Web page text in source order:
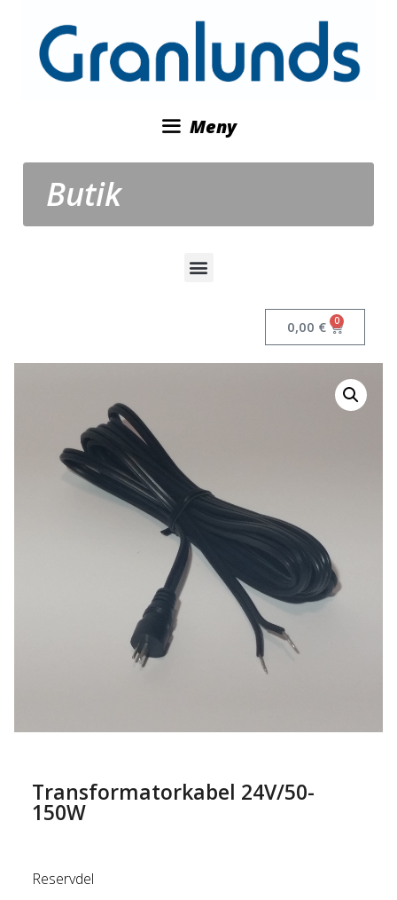
Meny
Butik
0,00 € 0
Transformatorkabel 24V/50-
150W
Reservdel